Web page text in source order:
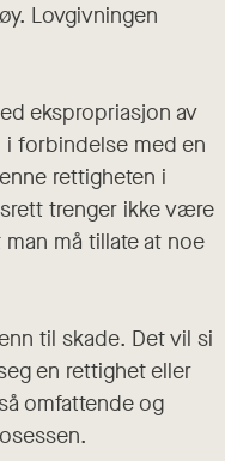
Lovgivningen
ekspropriasjon av
i forbindelse med en
rettigheten i
trenger ikke være
må tillate at noe
til skade. Det vil si
en rettighet eller
omfattende og